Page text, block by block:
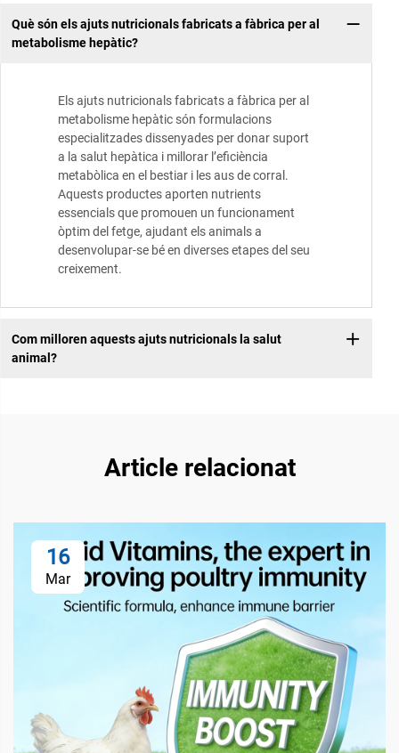
Què són els ajuts nutricionals fabricats a fàbrica per al
metabolisme hepàtic?
Els ajuts nutricionals fabricats a fàbrica per al
metabolisme hepàtic són formulacions
especialitzades dissenyades per donar suport
a la salut hepàtica i millorar l’eficiència
metabòlica en el bestiar i les aus de corral.
Aquests productes aporten nutrients
essencials que promouen un funcionament
òptim del fetge, ajudant els animals a
desenvolupar-se bé en diverses etapes del seu
creixement.
Com milloren aquests ajuts nutricionals la salut
animal?
Article relacionat
16
Mar